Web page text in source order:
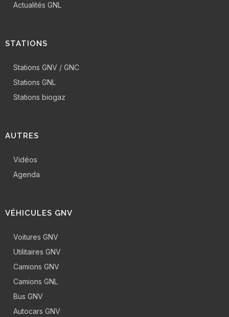
Actualités GNL
STATIONS
Stations GNV / GNC
Stations GNL
Stations biogaz
AUTRES
Vidéos
Agenda
VÉHICULES GNV
Voitures GNV
Utilitaires GNV
Camions GNV
Camions GNL
Bus GNV
Autocars GNV